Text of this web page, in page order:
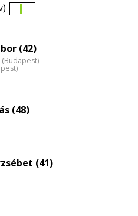
Életkori
nagyítása
(42)
(Budapest)
(48)
(41)